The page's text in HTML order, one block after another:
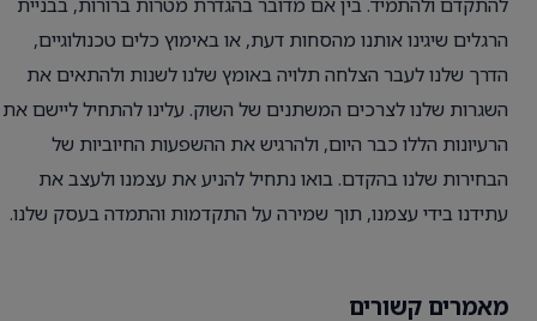
הרגלים שיגינו אותנו מהסחות דעת, או באימוץ כלים טכנולוגיים,
הדרך שלנו לעבר הצלחה תלויה באומץ שלנו לשנות ולהתאים את
השגרות שלנו לצרכים המשתנים של השוק. עלינו להתחיל ליישם את
הרעיונות הללו כבר היום, ולהרגיש את ההשפעות החיוביות של
הבחירות שלנו בהקדם. בואו נתחיל להניע את עצמנו ולעצב את
עתידנו בידי עצמנו, תוך שמירה על התקדמות והתמדה בעסק שלנו.
מאמרים קשורים